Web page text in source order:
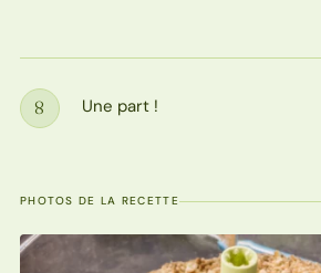
Étape
8 Une part !
PHOTOS DE LA RECETTE